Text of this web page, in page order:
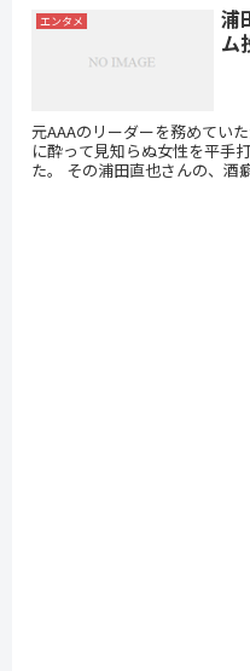
エンタメ
浦
ム
元AAAのリーダーを務めてい
に酔って見知らぬ女性を平手
た。 その浦田直也さんの、酒癖が悪すぎるエピソードや、 Twitter